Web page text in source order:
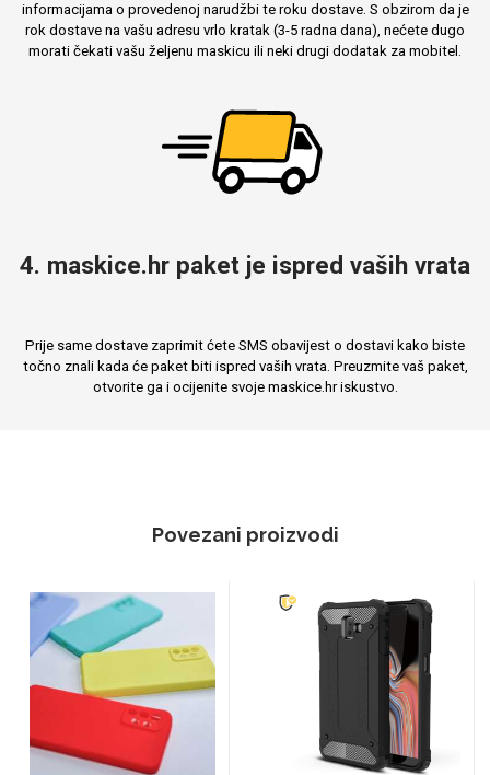
informacijama o provedenoj narudžbi te roku dostave. S obzirom da je
rok dostave na vašu adresu vrlo kratak (3-5 radna dana), nećete dugo
morati čekati vašu željenu maskicu ili neki drugi dodatak za mobitel.
4. maskice.hr paket je ispred vaših vrata
Prije same dostave zaprimit ćete SMS obavijest o dostavi kako biste
točno znali kada će paket biti ispred vaših vrata. Preuzmite vaš paket,
otvorite ga i ocijenite svoje maskice.hr iskustvo.
Povezani proizvodi